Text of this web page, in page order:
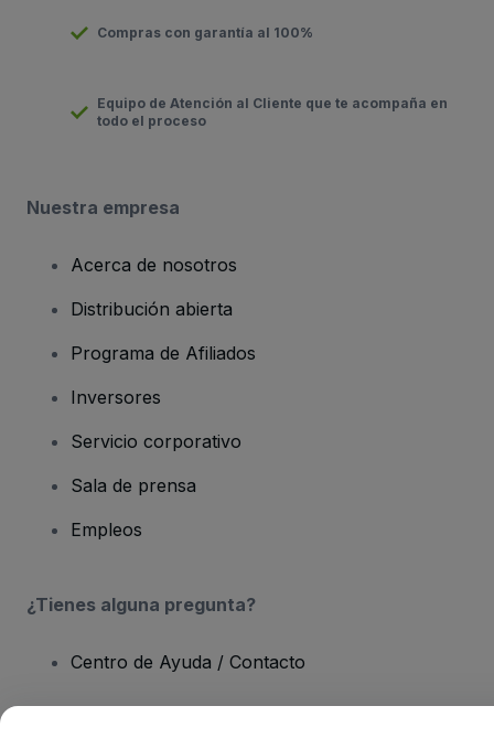
Compras con garantía al 100%
Equipo de Atención al Cliente que te acompaña en
todo el proceso
Nuestra empresa
Acerca de nosotros
Distribución abierta
Programa de Afiliados
Inversores
Servicio corporativo
Sala de prensa
Empleos
¿Tienes alguna pregunta?
Centro de Ayuda / Contacto